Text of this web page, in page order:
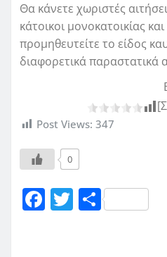
Θα κάνετε χωριστές
κάτοικοι μονοκατοικίας
προμηθευτείτε το είδος
διαφορετικά παραστατικά
Post Views: 347
0
F T Μ